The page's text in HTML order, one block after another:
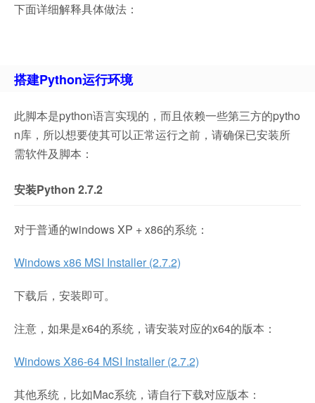
下面详细解释具体做法：
搭建Python运行环境
此脚本是python语言实现的，而且依赖一些第三方的pytho
n库，所以想要使其可以正常运行之前，请确保已安装所
需软件及脚本：
安装Python 2.7.2
对于普通的windows XP + x86的系统：
Windows x86 MSI Installer (2.7.2)
下载后，安装即可。
注意，如果是x64的系统，请安装对应的x64的版本：
Windows X86-64 MSI Installer (2.7.2)
其他系统，比如Mac系统，请自行下载对应版本：